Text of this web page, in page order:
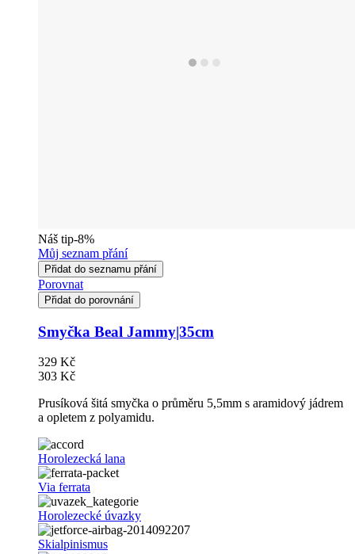
Náš tip-8%
Můj seznam přání
Přidat do seznamu přání
Porovnat
Přidat do porovnání
Smyčka Beal Jammy|35cm
329 Kč
303 Kč
Prusíková šitá smyčka o průměru 5,5mm s aramidový jádrem
a opletem z polyamidu.
Horolezecká lana
Via ferrata
Horolezecké úvazky
Skialpinismus